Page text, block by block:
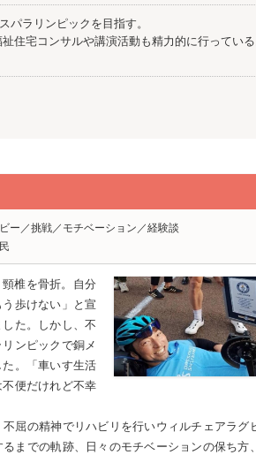
パラリンピックを目指す。
住宅コンサルや講演活動も精力的に行っている
ー／挑戦／モチベーション／経験談
椎を骨折。自分
歩けない」と宣
た。しかし、不
ンピックで銅メ
。「車いす生活
便だけれど不幸
屈の精神でリハビリを行いウィルチェアラグ
までの軌跡、日々のモチベーションの保ち方